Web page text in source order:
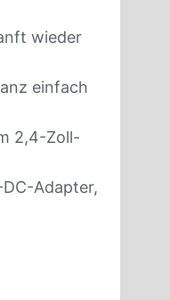
wieder
einfach
2,4-Zoll-
Adapter,